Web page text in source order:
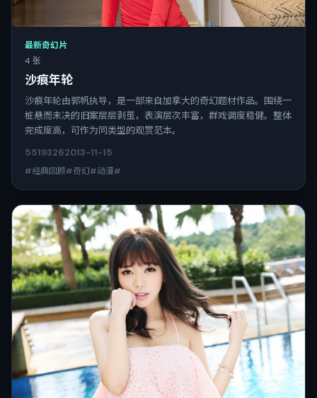
最新奇幻片
4 张
沙痕年轮
沙痕年轮由郭帆执导，是一部来自加拿大的奇幻题材作品。围绕一
桩悬而未决的旧案层层剥茧，表演层次丰富，群戏调度稳健。整体
完成度高，可作为同类型的观赏范本。
55193262013-11-15
#经典回顾#奇幻#动漫#